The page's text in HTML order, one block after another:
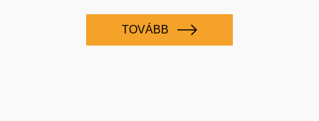
TOVÁBB